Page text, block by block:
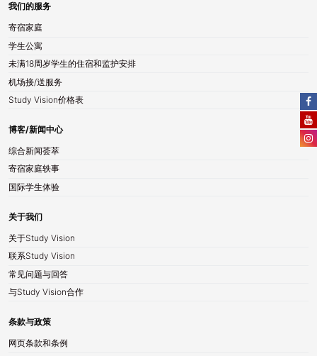
我们的服务
寄宿家庭
学生公寓
未满18周岁学生的住宿和监护安排
机场接/送服务
Study Vision价格表
博客/新闻中心
综合新闻荟萃
寄宿家庭轶事
国际学生体验
关于我们
关于Study Vision
联系Study Vision
常见问题与回答
与Study Vision合作
条款与政策
网页条款和条例